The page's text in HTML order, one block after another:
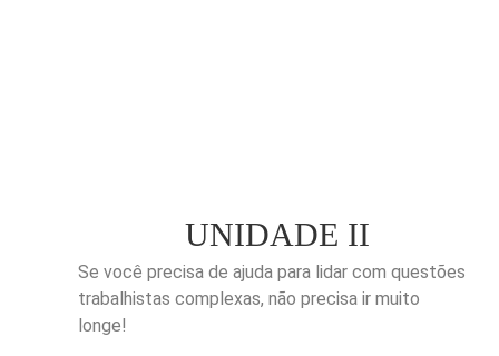
UNIDADE II
Se você precisa de ajuda para lidar com questões
trabalhistas complexas, não precisa ir muito
longe!